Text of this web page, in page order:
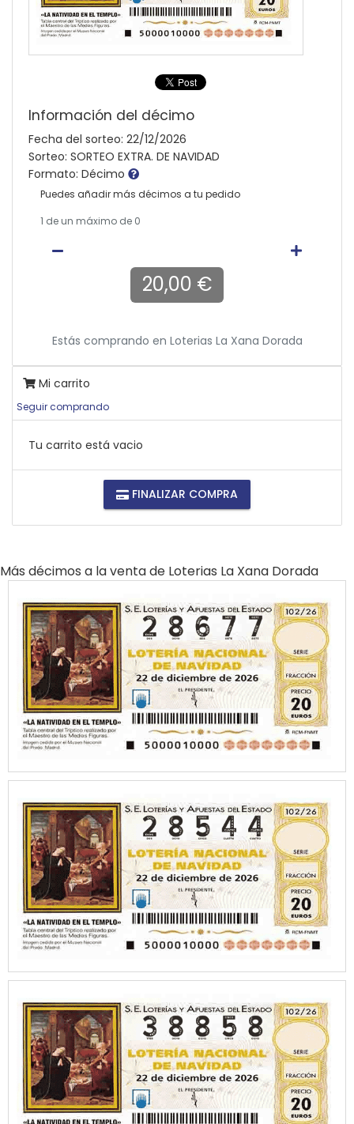
Información del décimo
Fecha del sorteo: 22/12/2026
Sorteo: SORTEO EXTRA. DE NAVIDAD
Formato: Décimo
Puedes añadir más décimos a tu pedido
1 de un máximo de 0
20,00 €
Estás comprando en Loterias La Xana Dorada
Mi carrito
Seguir comprando
Tu carrito está vacio
FINALIZAR COMPRA
Más décimos a la venta de Loterias La Xana Dorada